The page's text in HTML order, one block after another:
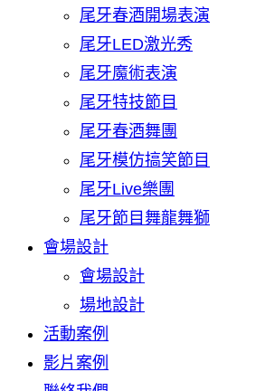
尾牙春酒開場表演
尾牙LED激光秀
尾牙魔術表演
尾牙特技節目
尾牙春酒舞團
尾牙模仿搞笑節目
尾牙Live樂團
尾牙節目舞龍舞獅
會場設計
會場設計
場地設計
活動案例
影片案例